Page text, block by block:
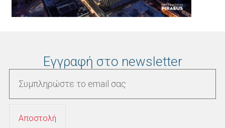
Εγγραφή στο newsletter